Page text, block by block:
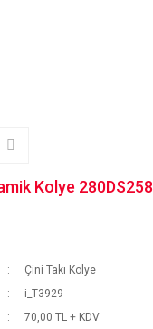
Kolye 280DS258
Çini Takı Kolye
i_T3929
70,00 TL + KDV